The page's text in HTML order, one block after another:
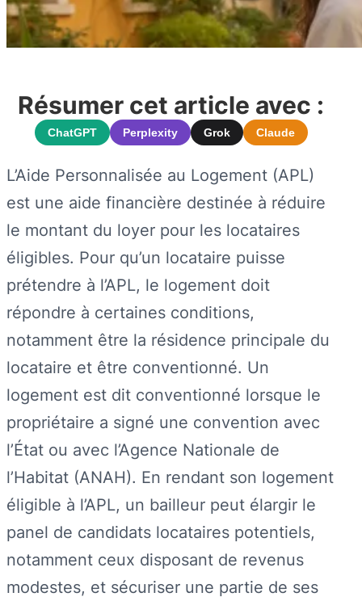
Résumer cet article avec :
ChatGPT Perplexity Grok Claude
L’Aide Personnalisée au Logement (APL)
est une aide financière destinée à réduire
le montant du loyer pour les locataires
éligibles. Pour qu’un locataire puisse
prétendre à l’APL, le logement doit
répondre à certaines conditions,
notamment être la résidence principale du
locataire et être conventionné. Un
logement est dit conventionné lorsque le
propriétaire a signé une convention avec
l’État ou avec l’Agence Nationale de
l’Habitat (ANAH). En rendant son logement
éligible à l’APL, un bailleur peut élargir le
panel de candidats locataires potentiels,
notamment ceux disposant de revenus
modestes, et sécuriser une partie de ses